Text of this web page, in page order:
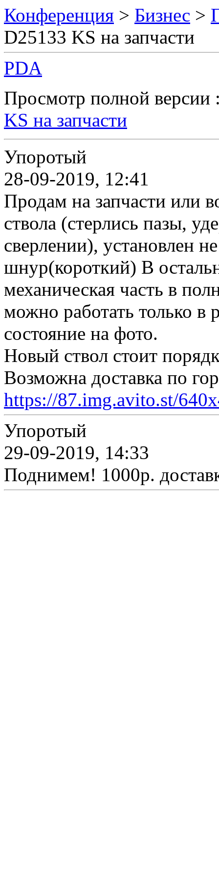
Конференция > Бизнес >
D25133 KS на запчасти
PDA
Просмотр полной
KS на запчасти
Упоротый
28-09-2019, 12:41
Продам на запчасти или
ствола (стерлись пазы,
сверлении), установлен
шнур(короткий) В
механическая часть в
можно работать только
состояние на фото.
Новый ствол стоит
Возможна доставка по
https://87.img.avito.st/
Упоротый
29-09-2019, 14:33
Поднимем! 1000р.